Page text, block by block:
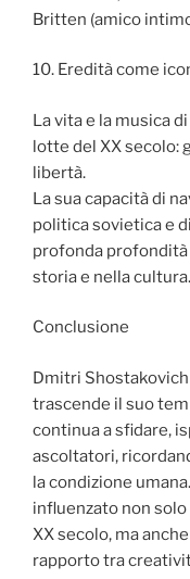
Britten (amico
10. Eredità come
La vita e la musica
lotte del XX secolo:
libertà.
La sua capacità di
politica sovietica e
profonda profondità
storia e nella cultura.
Conclusione
Dmitri Shostakovich
trascende il suo
continua a sfidare,
ascoltatori,
la condizione
influenzato non
XX secolo, ma
rapporto tra